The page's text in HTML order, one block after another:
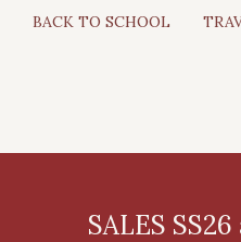
BACK TO SCHOOL
SALES